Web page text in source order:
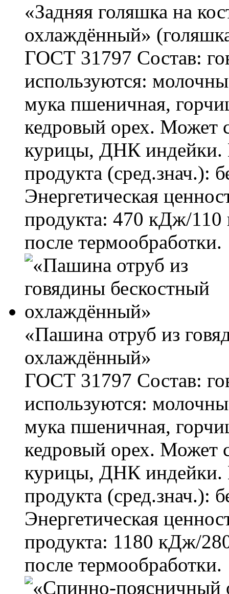
«Задняя голяшка на
охлаждённый»
ГОСТ 31797 Состав:
используются:
мука пшеничная,
кедровый орех.
курицы, ДНК индейки.
продукта (сред.знач.):
Энергетическая
продукта: 470 кДж/110
после термообработки.
«Пашина отруб из
охлаждённый»
ГОСТ 31797 Состав:
используются:
мука пшеничная,
кедровый орех.
курицы, ДНК индейки.
продукта (сред.знач.):
Энергетическая
продукта: 1180 кДж/
после термообработки.